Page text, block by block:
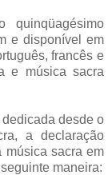
e disponível em
francês e
e música sacra
desde o
a declaração
música sacra em
maneira: